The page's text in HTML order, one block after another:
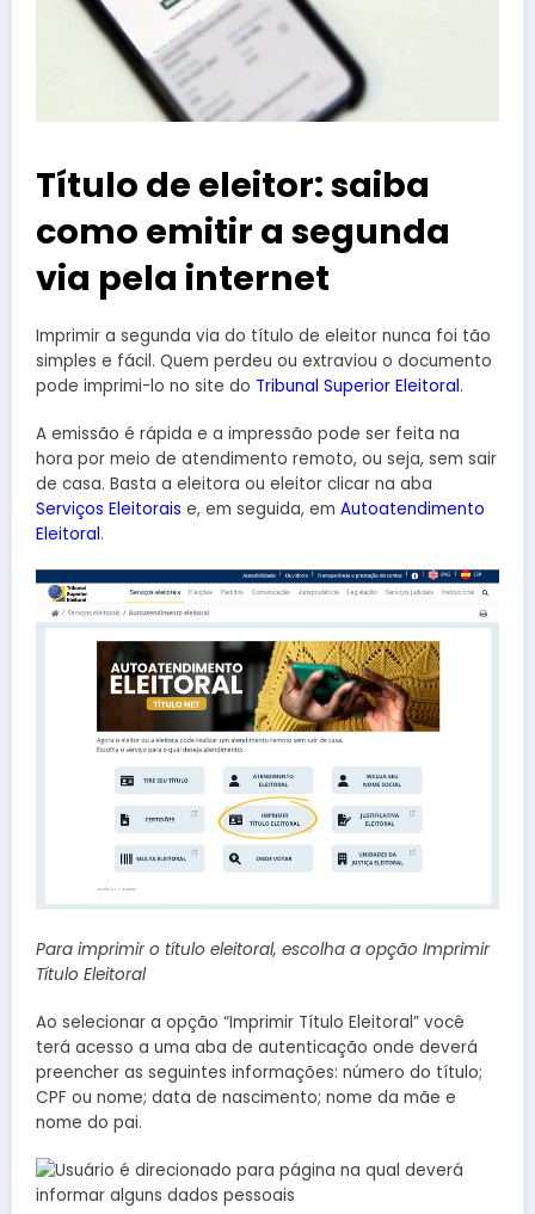
Título de eleitor: saiba
como emitir a segunda
via pela internet
Imprimir a segunda via do título de eleitor nunca foi tão
simples e fácil. Quem perdeu ou extraviou o documento
pode imprimi-lo no site do Tribunal Superior Eleitoral.
A emissão é rápida e a impressão pode ser feita na
hora por meio de atendimento remoto, ou seja, sem sair
de casa. Basta a eleitora ou eleitor clicar na aba
Serviços Eleitorais e, em seguida, em Autoatendimento
Eleitoral.
Para imprimir o título eleitoral, escolha a opção Imprimir
Título Eleitoral
Ao selecionar a opção “Imprimir Título Eleitoral” você
terá acesso a uma aba de autenticação onde deverá
preencher as seguintes informações: número do título;
CPF ou nome; data de nascimento; nome da mãe e
nome do pai.